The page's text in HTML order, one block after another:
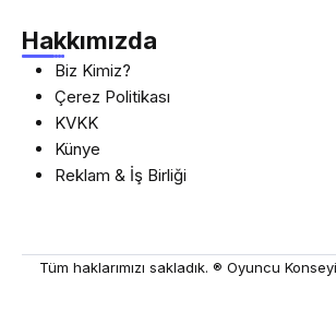
Hakkımızda
Biz Kimiz?
Çerez Politikası
KVKK
Künye
Reklam & İş Birliği
Tüm haklarımızı sakladık. ® Oyuncu